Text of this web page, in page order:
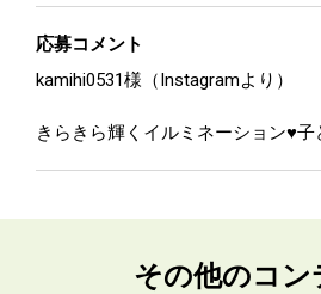
応募コメント
kamihi0531様（Instagramより）
きらきら輝くイルミネーション♥️子
その他のコン